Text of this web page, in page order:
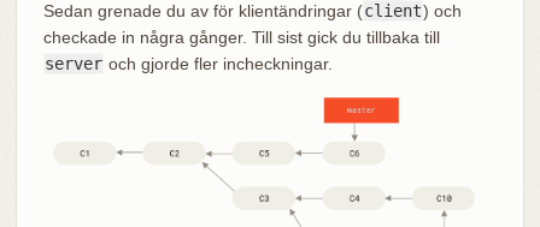
Sedan grenade du av för klientändringar (client) och
checkade in några gånger. Till sist gick du tillbaka till
server och gjorde fler incheckningar.